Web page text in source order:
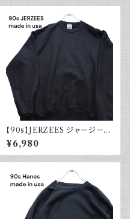
【90s】JERZEES ジャージーズ
Plain sweatshirt 無地スウェッ
ト ブラック 黒 USA製 古着
¥6,980